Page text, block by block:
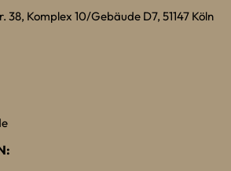
Komplex 10/Gebäude D7, 51147 Köln